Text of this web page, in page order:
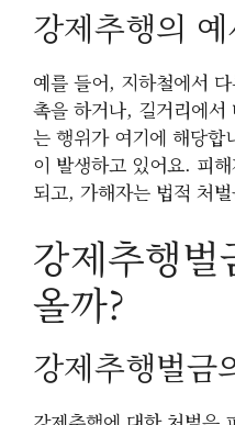
강제추행의 예
예를 들어, 지하철에서
촉을 하거나, 길거리에서
는 행위가 여기에 해당
이 발생하고 있어요. 피
되고, 가해자는 법적 처
강제추행
올까?
강제추행벌금